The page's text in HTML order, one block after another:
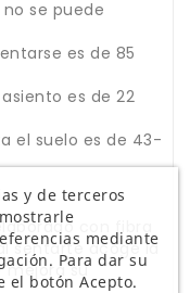
se puede
es de 85
es de 22
el suelo es de 43-
con fibra
sentarte acoge la
mejora su
y de terceros
mediante
Para dar su
el botón Acepto.